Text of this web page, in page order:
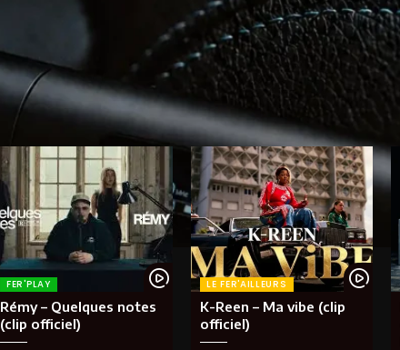
FER'PLAY
Rémy – Quelques notes
(clip officiel)
LE FER'AILLEURS
K-Reen – Ma vibe (clip
officiel)